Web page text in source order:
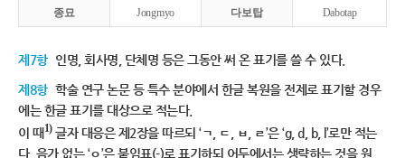
종묘 Jongmyo 다보탑 Dabotap
제7항 인명, 회사명, 단체명 등은 그동안 써 온 표기를 쓸 수 있다.
제8항 학술 연구 논문 등 특수 분야에서 한글 복원을 전제로 표기할 경우
에는 한글 표기를 대상으로 적는다.
이 때1)글자 대응은 제2장을 따르되 ‘ㄱ, ㄷ, ㅂ, ㄹ’은 ‘g, d, b, l’로만 적는
다. 음가 없는 ‘ㅇ’은 붙임표(-)로 표기하되 어두에서는 생략하는 것을 원